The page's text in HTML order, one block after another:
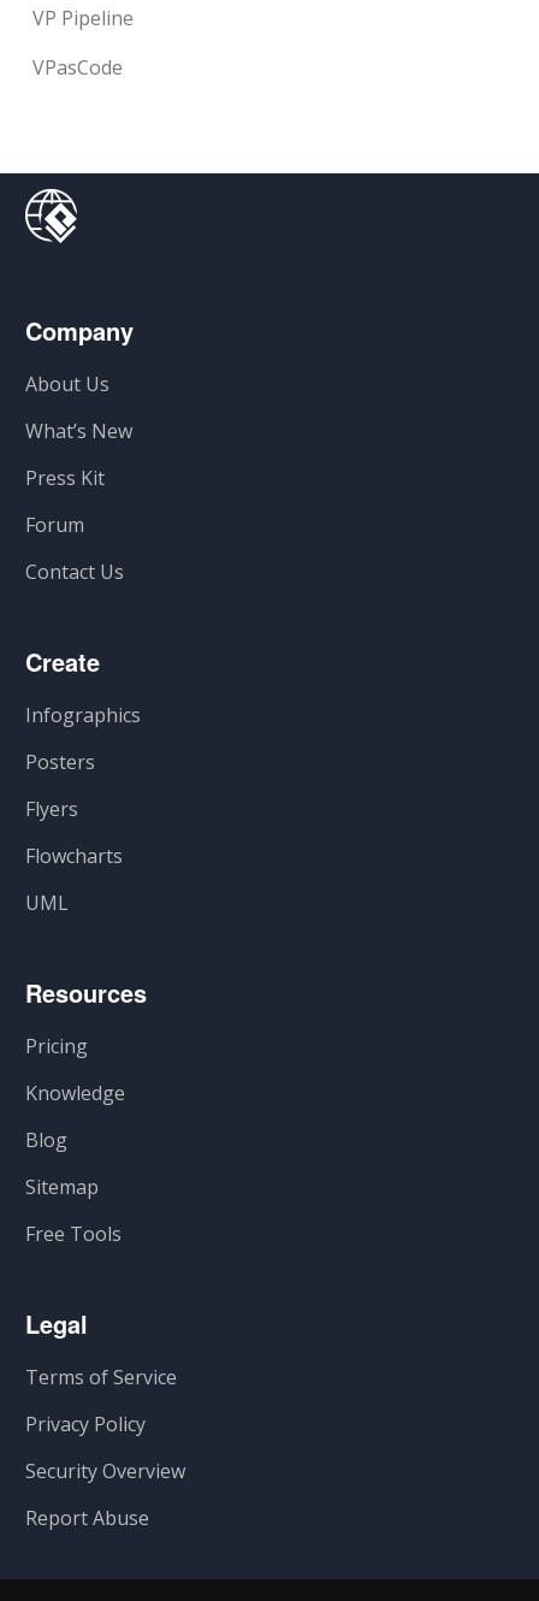
VP Pipeline
VPasCode
Company
About Us
What’s New
Press Kit
Forum
Contact Us
Create
Infographics
Posters
Flyers
Flowcharts
UML
Resources
Pricing
Knowledge
Blog
Sitemap
Free Tools
Legal
Terms of Service
Privacy Policy
Security Overview
Report Abuse